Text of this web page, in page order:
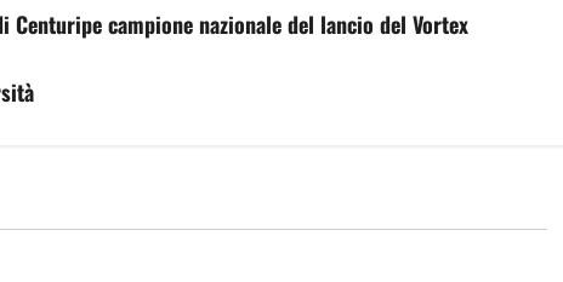
Centuripe campione nazionale del lancio del Vortex